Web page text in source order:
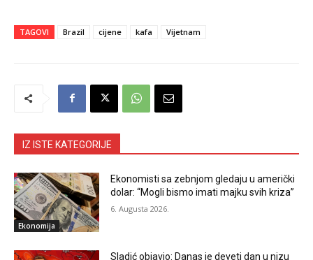
TAGOVI Brazil cijene kafa Vijetnam
IZ ISTE KATEGORIJE
Ekonomija
Ekonomisti sa zebnjom gledaju u američki
dolar: “Mogli bismo imati majku svih kriza”
6. Augusta 2026.
Sladić objavio: Danas je deveti dan u nizu